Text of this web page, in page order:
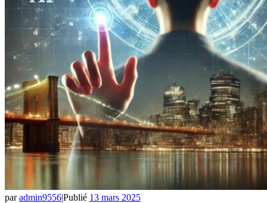
paradmin9556|Publié 13 mars 2025